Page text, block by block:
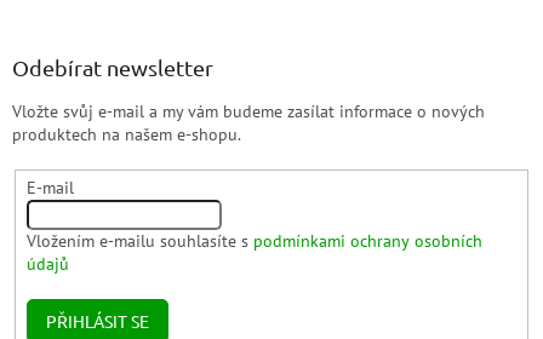
Odebírat newsletter
Vložte svůj e-mail a my vám budeme zasílat informace o nových
produktech na našem e-shopu.
E-mail
Vložením e-mailu souhlasíte s podmínkami ochrany osobních
údajů
PŘIHLÁSIT SE